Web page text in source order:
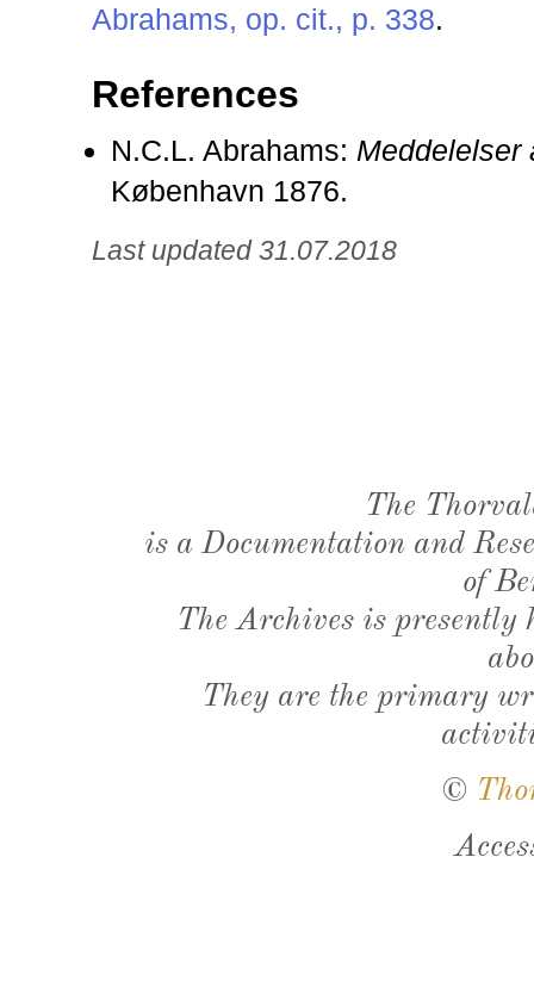
Abrahams, op. cit., p. 338.
References
N.C.L. Abrahams: Meddelelser
København 1876.
Last updated 31.07.2018
The
is a Documentation and
of
The Archives is presently
They are the primary
©